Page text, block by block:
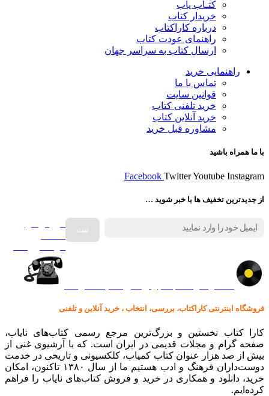
کتـاب یاب
خریدار کتاب
درباره کاراکتاب
راهنمای عودت کتاب
ارسال کتاب به سراسر جهان
راهنمایی خرید
تماس با ما
قوانین سایت
خرید تلفنی کتاب
خرید آنلاین کتاب
مشاوره قبل خرید
با ما همراه باشید
Facebook TwitterYoutube Instagram
از جدیدترین تخفیف ها با خبر شوید …
فروش انواع
فروشگاه اینترنتی کاراکتاب، بررسی، انتخاب ، خرید آنلاین و تلفنی
کارا کتاب نخستین و بزرگ‌ترین مرجع رسمی کتاب‌های نایاب،
صفحه گرام و مجلات قدیمی در ایران است. که با آرشیوی غنی از
بیش از صد هزار عنوان کتاب کمیاب، کلکسیونی و تاریخی در خدمت
دوست‌داران فرهنگ و ادب هستیم ما از سال ۱۳۸۰ تاکنون، امکان
خرید، دانلود و همکاری در خرید و فروش کتاب‌های نایاب را فراهم
کرده‌ایم.